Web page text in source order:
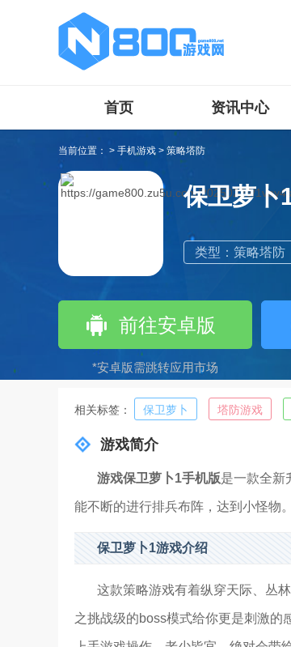
首页 资讯中心
当前位置： > 手机游戏 > 策略塔防
保卫萝卜
类型：策略塔防
前往安卓版
*安卓版需跳转应用市场
相关标签： 保卫萝卜 塔防游戏
游戏简介
游戏保卫萝卜1手机版是一款全新
能不断的进行排兵布阵，达到小怪物
保卫萝卜1游戏介绍
这款策略游戏有着纵穿天际、丛
之挑战级的boss模式给你更是刺激的